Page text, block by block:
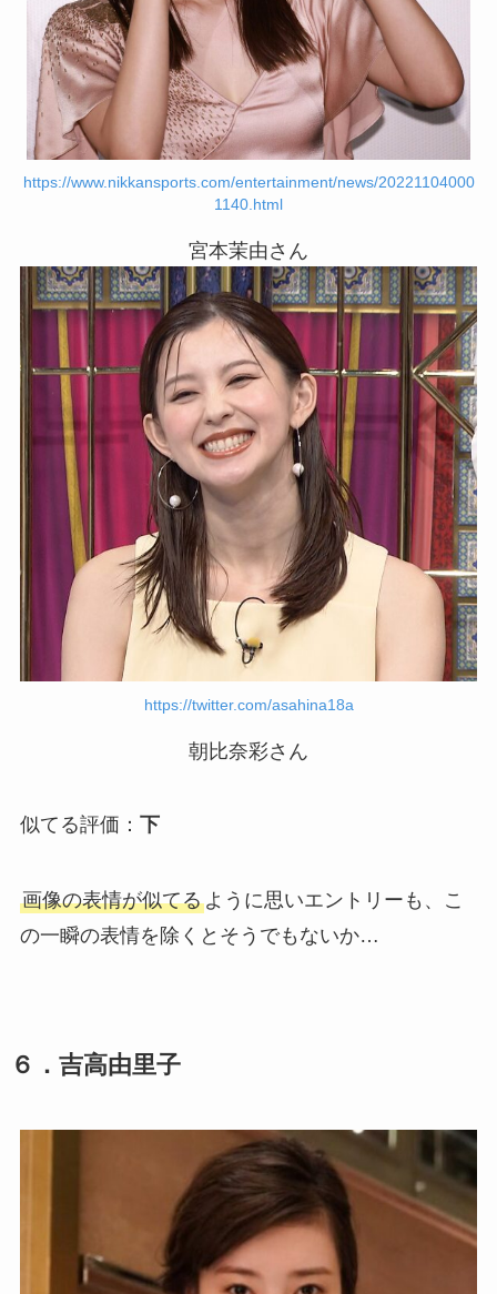
https://www.nikkansports.com/entertainment/news/20221104000
1140.html
宮本茉由さん
https://twitter.com/asahina18a
朝比奈彩さん
似てる評価： 下
画像の表情が似てるように思いエントリーも、こ
の一瞬の表情を除くとそうでもないか…
６．吉高由里子